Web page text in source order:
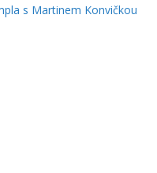
s Martinem Konvičkou